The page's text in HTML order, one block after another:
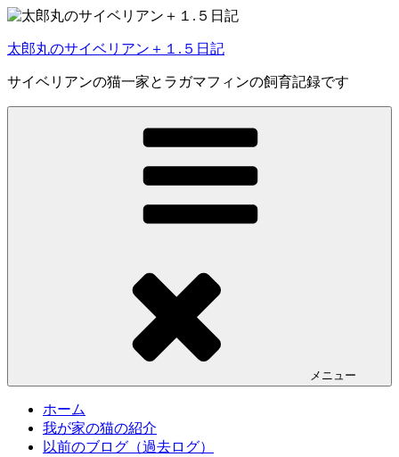
コ
テ
ツ
へ
太郎丸のサイベリアン＋１.５日記
サイベリアンの猫一家とラガマフィンの飼育記録です
メニュー
ホーム
我が家の猫の紹介
以前のブログ（過去ログ）